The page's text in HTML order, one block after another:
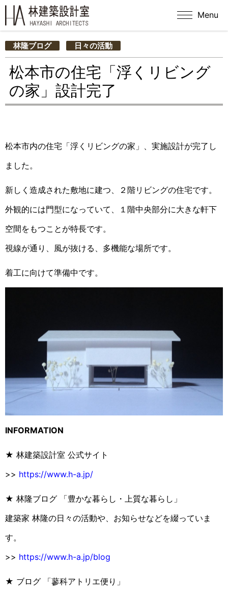
Menu
林隆ブログ 日々の活動
松本市の住宅「浮くリビング
の家」設計完了
松本市内の住宅「浮くリビングの家」、実施設計が完了し
ました。
新しく造成された敷地に建つ、２階リビングの住宅です。
外観的には門型になっていて、１階中央部分に大きな軒下
空間をもつことが特長です。
視線が通り、風が抜ける、多機能な場所です。
着工に向けて準備中です。
INFORMATION
★ 林建築設計室 公式サイト
>> https://www.h-a.jp/
★ 林隆ブログ 「豊かな暮らし・上質な暮らし」
建築家 林隆の日々の活動や、お知らせなどを綴っていま
す。
>> https://www.h-a.jp/blog
★ ブログ 「蓼科アトリエ便り」